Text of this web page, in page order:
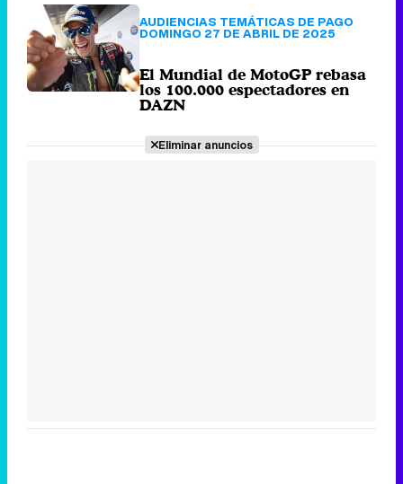
Eliminar anuncios